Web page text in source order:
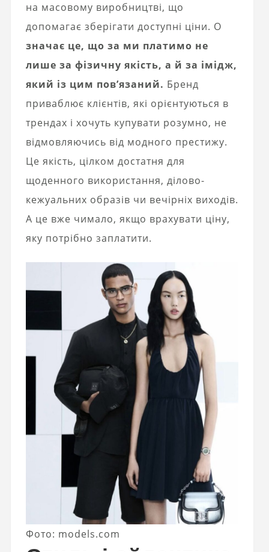
на масовому виробництві, що
допомагає зберігати доступні ціни. О
значає це, що за ми платимо не
лише за фізичну якість, а й за імідж,
який із цим пов’язаний. Бренд
приваблює клієнтів, які орієнтуються в
трендах і хочуть купувати розумно, не
відмовляючись від модного престижу.
Це якість, цілком достатня для
щоденного використання, ділово-
кежуальних образів чи вечірніх виходів.
А це вже чимало, якщо врахувати ціну,
яку потрібно заплатити.
Фото: models.com